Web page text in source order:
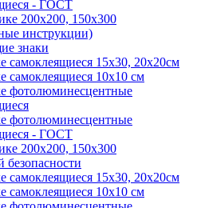
- ГОСТ
200х200, 150х300
инструкции)
знаки
самоклеящиеся 15х30, 20х20см
самоклеящиеся 10х10 см
фотолюминесцентные
фотолюминесцентные
- ГОСТ
200х200, 150х300
самоклеящиеся 15х30, 20х20см
самоклеящиеся 10х10 см